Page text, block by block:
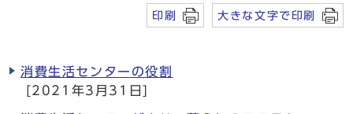
印刷 大きな文字で印刷
消費生活センターの役割
[2021年3月31日]